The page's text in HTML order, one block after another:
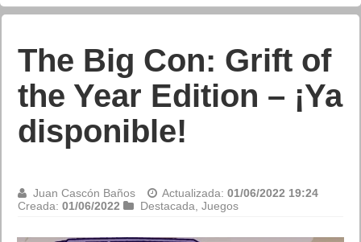
The Big Con: Grift of
the Year Edition – ¡Ya
disponible!
Juan Cascón Baños Actualizada:01/06/2022 19:24
Creada:01/06/2022 Destacada ,Juegos